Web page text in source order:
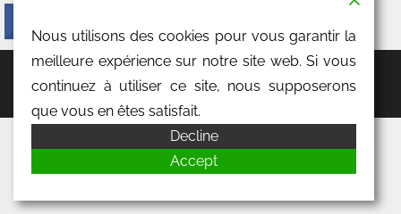
WordPress Theme: Donovan by ThemeZee.
Nous utilisons des cookies pour vous garantir la
meilleure expérience sur notre site web. Si vous
continuez à utiliser ce site, nous supposerons
que vous en êtes satisfait.
Decline
Accept